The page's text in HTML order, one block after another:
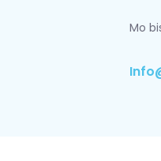
Mo